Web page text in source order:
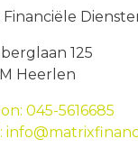
Financiële
125
Heerlen
045-5616685